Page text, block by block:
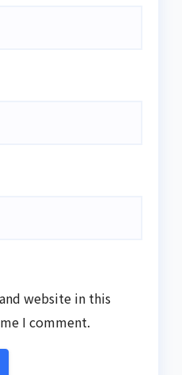
website in this
I comment.